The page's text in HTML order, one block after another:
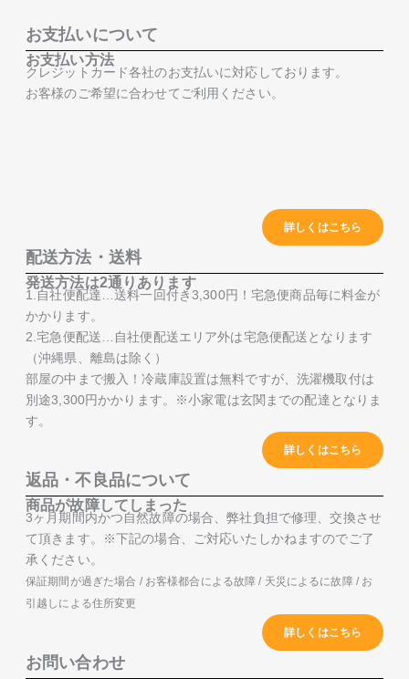
お支払いについて
お支払い方法
クレジットカード各社のお支払いに対応しております。
お客様のご希望に合わせてご利用ください。
詳しくはこちら
配送方法・送料
発送方法は2通りあります
1.自社便配達…送料一回付き3,300円！宅急便商品毎に料金が
かかります。
2.宅急便配送…自社便配送エリア外は宅急便配送となります
（沖縄県、離島は除く）
部屋の中まで搬入！冷蔵庫設置は無料ですが、洗濯機取付は
別途3,300円かかります。※小家電は玄関までの配達となりま
す。
詳しくはこちら
返品・不良品について
商品が故障してしまった
3ヶ月期間内かつ自然故障の場合、弊社負担で修理、交換させ
て頂きます。※下記の場合、ご対応いたしかねますのでご了
承ください。
保証期間が過ぎた場合 / お客様都合による故障 / 天災によるに故障 / お
引越しによる住所変更
詳しくはこちら
お問い合わせ